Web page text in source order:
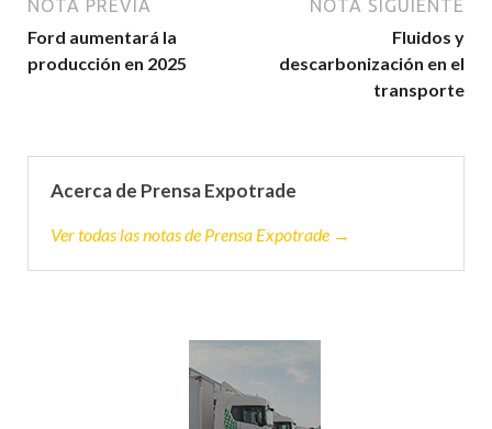
NOTA PREVIA
Ford aumentará la
producción en 2025
NOTA SIGUIENTE
Fluidos y
descarbonización en el
transporte
Acerca de Prensa Expotrade
Ver todas las notas de Prensa Expotrade →